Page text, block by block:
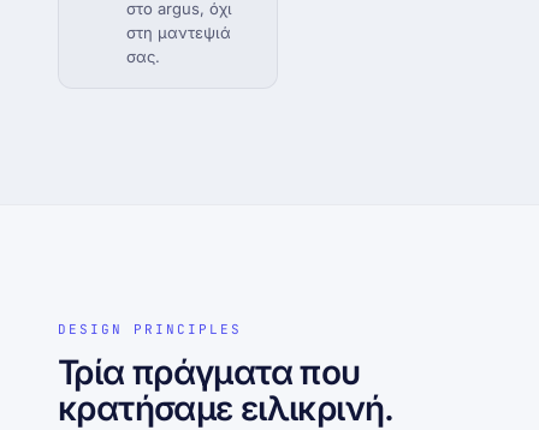
στο argus, όχι
στη μαντεψιά
σας.
DESIGN PRINCIPLES
Τρία πράγματα που
κρατήσαμε ειλικρινή.